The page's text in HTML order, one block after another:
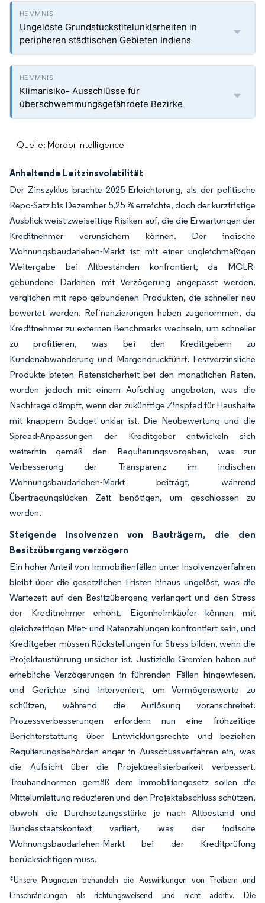
Ungelöste Grundstückstitelunklarheiten in
peripheren städtischen Gebieten Indiens
Klimarisiko- Ausschlüsse für
überschwemmungsgefährdete Bezirke
Quelle: Mordor Intelligence
Anhaltende Leitzinsvolatilität
Der Zinszyklus brachte 2025 Erleichterung, als der politische
Repo-Satz bis Dezember 5,25 % erreichte, doch der kurzfristige
Ausblick weist zweiseitige Risiken auf, die die Erwartungen der
Kreditnehmer verunsichern können. Der indische
Wohnungsbaudarlehen-Markt ist mit einer ungleichmäßigen
Weitergabe bei Altbeständen konfrontiert, da MCLR-
gebundene Darlehen mit Verzögerung angepasst werden,
verglichen mit repo-gebundenen Produkten, die schneller neu
bewertet werden. Refinanzierungen haben zugenommen, da
Kreditnehmer zu externen Benchmarks wechseln, um schneller
zu profitieren, was bei den Kreditgebern zu
Kundenabwanderung und Margendruckführt. Festverzinsliche
Produkte bieten Ratensicherheit bei den monatlichen Raten,
wurden jedoch mit einem Aufschlag angeboten, was die
Nachfrage dämpft, wenn der zukünftige Zinspfad für Haushalte
mit knappem Budget unklar ist. Die Neubewertung und die
Spread-Anpassungen der Kreditgeber entwickeln sich
weiterhin gemäß den Regulierungsvorgaben, was zur
Verbesserung der Transparenz im indischen
Wohnungsbaudarlehen-Markt beiträgt, während
Übertragungslücken Zeit benötigen, um geschlossen zu
werden.
Steigende Insolvenzen von Bauträgern, die den
Besitzübergang verzögern
Ein hoher Anteil von Immobilienfällen unter Insolvenzverfahren
bleibt über die gesetzlichen Fristen hinaus ungelöst, was die
Wartezeit auf den Besitzübergang verlängert und den Stress
der Kreditnehmer erhöht. Eigenheimkäufer können mit
gleichzeitigen Miet- und Ratenzahlungen konfrontiert sein, und
Kreditgeber müssen Rückstellungen für Stress bilden, wenn die
Projektausführung unsicher ist. Justizielle Gremien haben auf
erhebliche Verzögerungen in führenden Fällen hingewiesen,
und Gerichte sind interveniert, um Vermögenswerte zu
schützen, während die Auflösung voranschreitet.
Prozessverbesserungen erfordern nun eine frühzeitige
Berichterstattung über Entwicklungsrechte und beziehen
Regulierungsbehörden enger in Ausschussverfahren ein, was
die Aufsicht über die Projektrealisierbarkeit verbessert.
Treuhandnormen gemäß dem Immobiliengesetz sollen die
Mittelumleitung reduzieren und den Projektabschluss schützen,
obwohl die Durchsetzungsstärke je nach Altbestand und
Bundesstaatskontext variiert, was der indische
Wohnungsbaudarlehen-Markt bei der Kreditprüfung
berücksichtigen muss.
*Unsere Prognosen behandeln die Auswirkungen von Treibern und
Einschränkungen als richtungsweisend und nicht additiv. Die